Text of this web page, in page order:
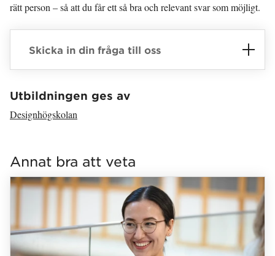
rätt person – så att du får ett så bra och relevant svar som möjligt.
Skicka in din fråga till oss
Har hämtat avsändare.
Utbildningen ges av
Designhögskolan
hämtat länkar.
Annat bra att veta